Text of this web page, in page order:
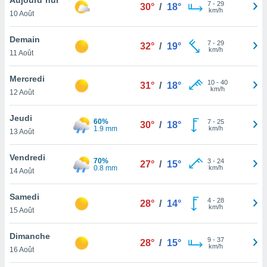
et
»,
au
vous
qu'ils
ou
le
ainsi
un
la
du
10 Août
30° / 18° 7- 29
km/h
Demain
11 Août
32° / 19° 7- 29
km/h
Mercredi
12 Août
31° / 18° 10- 40
km/h
Jeudi
13 Août
60%
1.9 mm
30° / 18° 7- 25
km/h
Vendredi
14 Août
70%
0.8 mm
27° / 15° 3- 24
km/h
Samedi
15 Août
28° / 14° 4- 28
km/h
Dimanche
16 Août
28° / 15° 9- 37
km/h